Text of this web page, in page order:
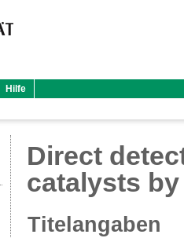
Hilfe
Direct
catalysts
Titelangaben